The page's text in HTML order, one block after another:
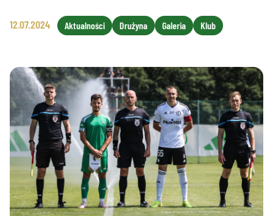
12.07.2024 Aktualności Drużyna Galeria Klub